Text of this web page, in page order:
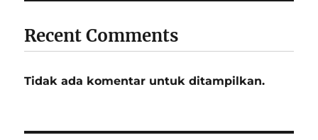
Recent Comments
Tidak ada komentar untuk ditampilkan.